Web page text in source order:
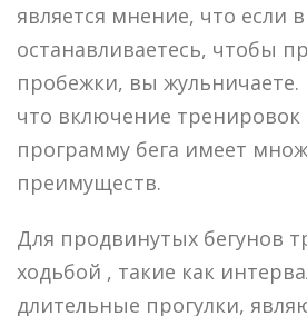
является мнение, что если
останавливаетесь, чтобы
пробежки, вы
что включение тренировок
программу бега имеет
преимуществ.
Для продвинутых бегунов
ходьбой , такие как
длительные прогулки,